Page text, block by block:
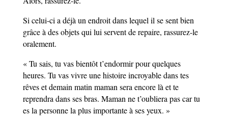
Si celui-ci a déjà un endroit dans lequel il se sent bien
grâce à des objets qui lui servent de repaire, rassurez-le
oralement.
« Tu sais, tu vas bientôt t’endormir pour quelques
heures. Tu vas vivre une histoire incroyable dans tes
rêves et demain matin maman sera encore là et te
reprendra dans ses bras. Maman ne t’oubliera pas car tu
es la personne la plus importante à ses yeux. »